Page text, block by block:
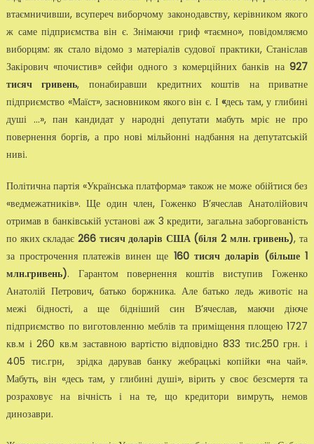
втаємничивши, всупереч виборчому законодавству, керівником якого
ж саме підприємства він є. Знімаючи гриф «таємно», повідомляємо
виборцям: як стало відомо з матеріалів судової практики, Станіслав
Закірович «почистив» сейфи одного з комерційних банків на927
тисяч гривень, понабиравши кредитних коштів на приватне
підприємство «Маїст», засновником якого він є. І «десь там, у глибині
душі …», пан кандидат у народні депутати мабуть мріє не про
повернення боргів, а про нові мільйонні надбання на депутатській
ниві.
Політична партія «Українська платформа» також не може обійтися без
«ведмежатників». Ще один член, Гоженко В’ячеслав Анатолійович
отримав в банківській установі аж 3 кредити, загальна заборгованість
по яких складає 266 тисяч доларів США (біля 2 млн. гривень), та
за прострочення платежів винен ще 160 тисяч доларів (більше 1
млн.гривень). Гарантом повернення коштів виступив Гоженко
Анатолій Петрович, батько боржника. Але батько ледь животіє на
межі бідності, а ще бідніший син В’ячеслав, маючи діюче
підприємство по виготовленню меблів та приміщення площею 1727
кв.м і 260 кв.м заставною вартістю відповідно 833 тис.250 грн. і
405 тис.грн, зрідка дарував банку жебрацькі копійки «на чай».
Мабуть, він «десь там, у глибині душі», вірить у своє безсмертя та
розраховує на вічність і на те, що кредитори вимруть, немов
динозаври.